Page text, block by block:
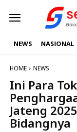
NEWS NASIONAL
HOME NEWS
Ini Para
Jateng
Bidangnya